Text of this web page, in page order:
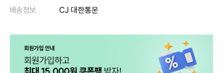
배송정보
CJ 대한통운